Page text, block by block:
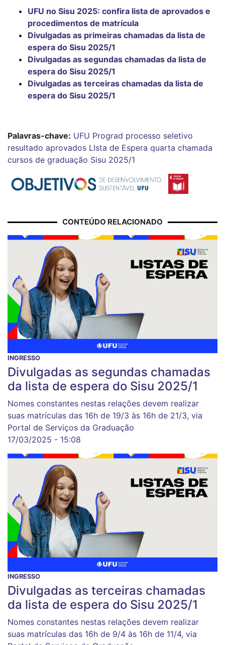
UFU no Sisu 2025: confira lista de aprovados e
procedimentos de matrícula
Divulgadas as primeiras chamadas da lista de
espera do Sisu 2025/1
Divulgadas as segundas chamadas da lista de
espera do Sisu 2025/1
Divulgadas as terceiras chamadas da lista de
espera do Sisu 2025/1
Palavras-chave: UFU Prograd processo seletivo
resultado aprovados LIsta de Espera quarta chamada
cursos de graduação Sisu 2025/1
CONTEÚDO RELACIONADO
INGRESSO
Divulgadas as segundas chamadas
da lista de espera do Sisu 2025/1
Nomes constantes nestas relações devem realizar
suas matrículas das 16h de 19/3 às 16h de 21/3, via
Portal de Serviços da Graduação
17/03/2025 - 15:08
INGRESSO
Divulgadas as terceiras chamadas
da lista de espera do Sisu 2025/1
Nomes constantes nestas relações devem realizar
suas matrículas das 16h de 9/4 às 16h de 11/4, via